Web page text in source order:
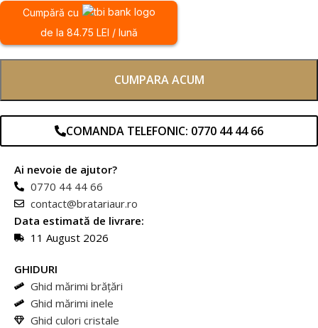
Cumpără cu
de la 84.75 LEI / lună
CUMPARA ACUM
COMANDA TELEFONIC: 0770 44 44 66
Ai nevoie de ajutor?
0770 44 44 66
contact@bratariaur.ro
Data estimată de livrare:
11 August 2026
GHIDURI
Ghid mărimi brățări
Ghid mărimi inele
Ghid culori cristale